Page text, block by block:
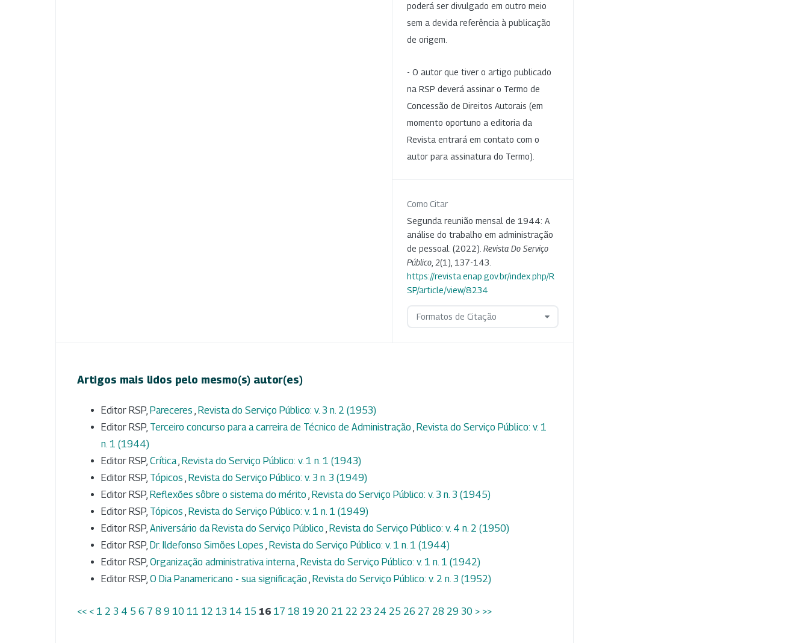
poderá ser divulgado em outro meio
sem a devida referência à publicação
de origem.
- O autor que tiver o artigo publicado
na RSP deverá assinar o Termo de
Concessão de Direitos Autorais (em
momento oportuno a editoria da
Revista entrará em contato com o
autor para assinatura do Termo).
Como Citar
Segunda reunião mensal de 1944: A
análise do trabalho em administração
de pessoal. (2022). Revista Do Serviço
Público 2(1), 137-143.
https://revista.enap.gov.br/index.php/R
SP/article/view/8234
Formatos de Citação
Artigos mais lidos pelo mesmo(s) autor(es)
Editor RSP, Pareceres , Revista do Serviço Público: v. 3 n. 2 (1953)
Editor RSP, Terceiro concurso para a carreira de Técnico de Administração , Revista do Serviço Público: v. 1
n. 1 (1944)
Editor RSP, Crítica, Revista do Serviço Público: v. 1 n. 1 (1943)
Editor RSP, Tópicos , Revista do Serviço Público: v. 3 n. 3 (1949)
Editor RSP, Reflexões sôbre o sistema do mérito , Revista do Serviço Público: v. 3 n. 3 (1945)
Editor RSP, Tópicos , Revista do Serviço Público: v. 1 n. 1 (1949)
Editor RSP, Aniversário da Revista do Serviço Público , Revista do Serviço Público: v. 4 n. 2 (1950)
Editor RSP, Dr. Ildefonso Simões Lopes , Revista do Serviço Público: v. 1 n. 1 (1944)
Editor RSP, Organização administrativa interna, Revista do Serviço Público: v. 1 n. 1 (1942)
Editor RSP, O Dia Panamericano - sua significação , Revista do Serviço Público: v. 2 n. 3 (1952)
<< < 1 2 3 4 5 6 7 8 9 10 11 12 13 14 15 16 17 18 19 20 21 22 23 24 25 26 27 28 29 30 > >>